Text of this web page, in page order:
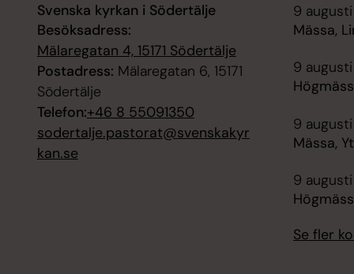
Svenska kyrkan i Södertälje
Besöksadress:
Mälaregatan 4, 15171 Södertälje
Postadress: Mälaregatan 6, 15171
Södertälje
Telefon:+46 8 55091350
sodertalje.pastorat@svenskakyr
kan.se
9 augusti
Mässa,
9 augusti
9 augusti
Mässa,
9 augusti
Se fler